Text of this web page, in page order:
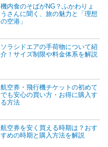
機内食のそばがNG？ふかわりょ
うさんに聞く、旅の魅力と「理想
の空港」
ソラシドエアの手荷物について紹
介！サイズ制限や料金体系を解説
航空券・飛行機チケットの初めて
でも安心の買い方・お得に購入す
る方法
航空券を安く買える時期は？おす
すめの時期と購入方法を解説